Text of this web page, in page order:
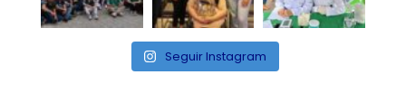
Seguir Instagram